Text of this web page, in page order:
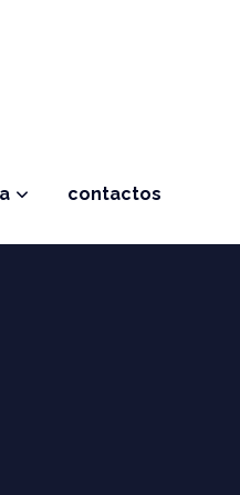
contactos